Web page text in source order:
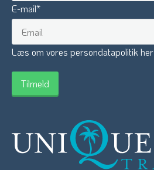
E-mail*
Læs om vores persondatapolitik her